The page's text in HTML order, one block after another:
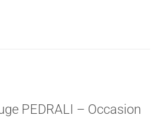
PEDRALI – Occasion